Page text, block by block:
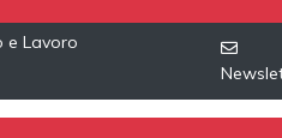
e Lavoro